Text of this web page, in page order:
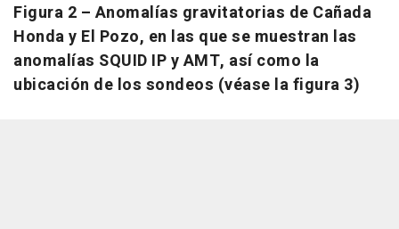
Figura 2 – Anomalías gravitatorias de Cañada
Honda y El Pozo, en las que se muestran las
anomalías SQUID IP y AMT, así como la
ubicación de los sondeos (véase la figura 3)